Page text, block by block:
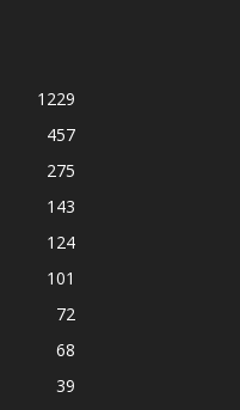
1229
457
275
143
124
101
72
68
39